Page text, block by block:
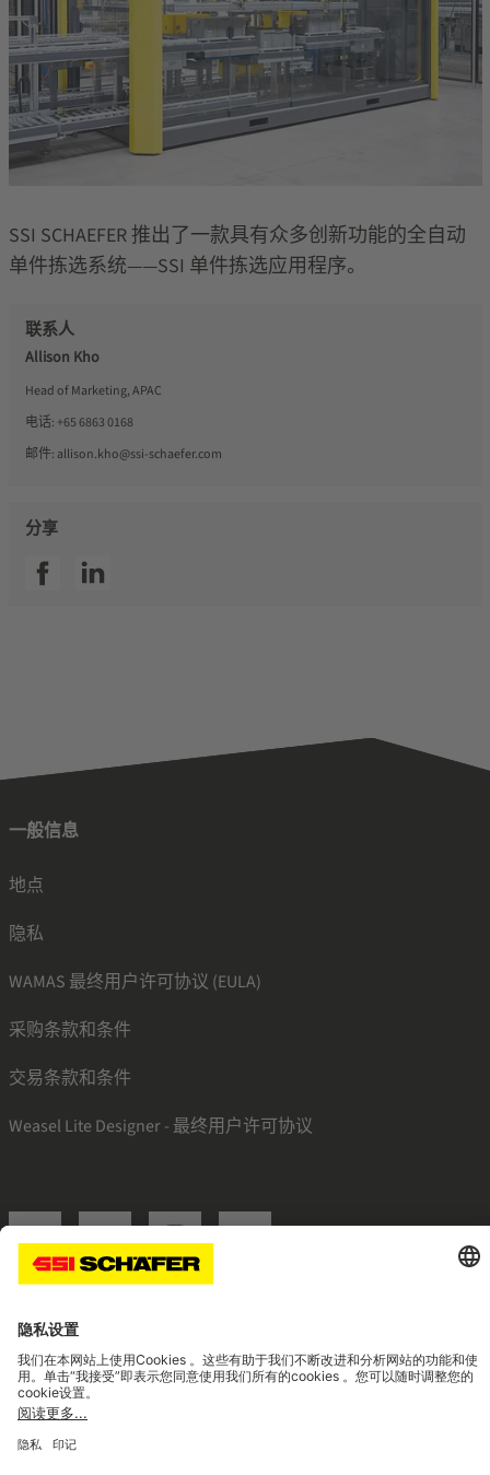
SSI SCHAEFER 推出了一款具有众多创新功能的全自动
单件拣选系统——SSI 单件拣选应用程序。
联系人
Allison Kho
Head of Marketing, APAC
电话: +65 6863 0168
邮件: allison.kho@ssi-schaefer.com
分享
SSI facebookSSI linkedin
一般信息
地点
隐私
WAMAS 最终用户许可协议 (EULA)
采购条款和条件
交易条款和条件
Weasel Lite Designer - 最终用户许可协议
SSI linkedinSSI facebookSSI instagram
Navigate to home page